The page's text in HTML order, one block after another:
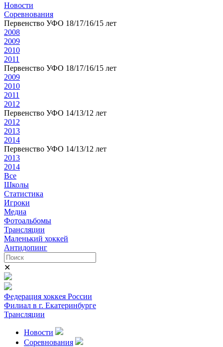
Новости
Соревнования
Первенство УФО 18/17/16/15 лет
2008
2009
2010
2011
Первенство УФО 18/17/16/15 лет
2009
2010
2011
2012
Первенство УФО 14/13/12 лет
2012
2013
2014
Первенство УФО 14/13/12 лет
2013
2014
Все
Школы
Статистика
Игроки
Медиа
Фотоальбомы
Трансляции
Маленький хоккей
Антидопинг
✕
Федерация хоккея России
Филиал в г. Екатеринбурге
Трансляции
Новости
Соревнования